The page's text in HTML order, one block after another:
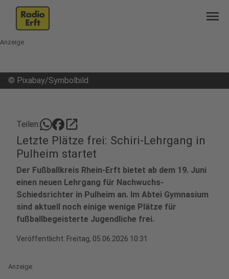
menu
Anzeige
© Pixabay/Symbolbild
Teilen: open_in_new
Letzte Plätze frei: Schiri-Lehrgang in
Pulheim startet
Der Fußballkreis Rhein-Erft bietet ab dem 19. Juni
einen neuen Lehrgang für Nachwuchs-
Schiedsrichter in Pulheim an. Im Abtei Gymnasium
sind aktuell noch einige wenige Plätze für
fußballbegeisterte Jugendliche frei.
Veröffentlicht: Freitag, 05.06.2026 10:31
Anzeige